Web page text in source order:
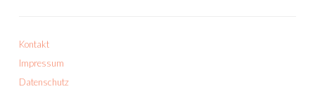
Kontakt
Impressum
Datenschutz